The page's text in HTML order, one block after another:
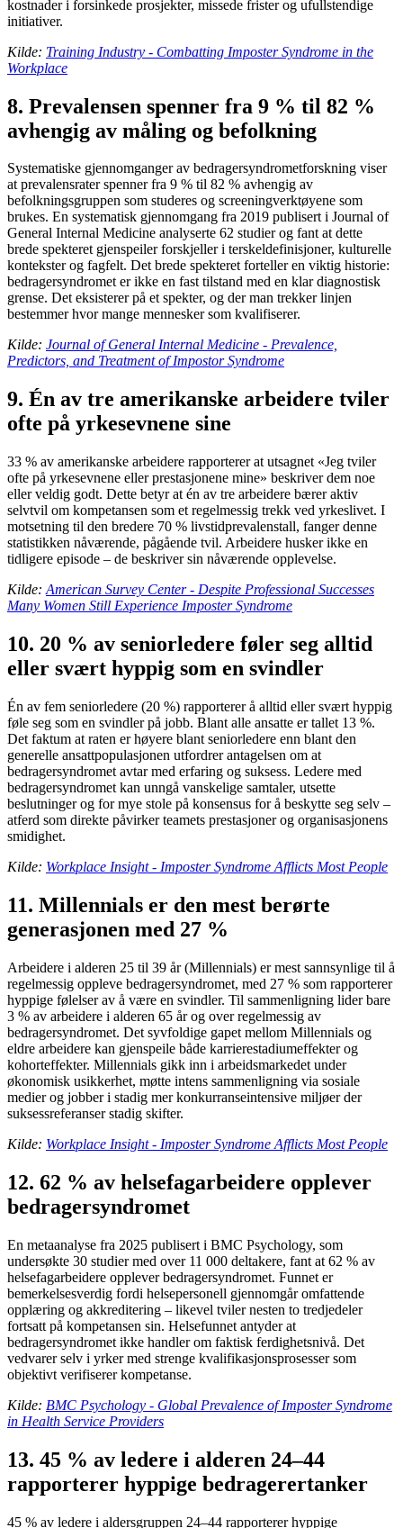
kostnader i forsinkede prosjekter, missede frister og ufullstendige
initiativer.
Kilde: Training Industry - Combatting Imposter Syndrome in the
Workplace
8. Prevalensen spenner fra 9 % til 82 %
avhengig av måling og befolkning
Systematiske gjennomganger av bedragersyndrometforskning viser
at prevalensrater spenner fra 9 % til 82 % avhengig av
befolkningsgruppen som studeres og screeningverktøyene som
brukes. En systematisk gjennomgang fra 2019 publisert i Journal of
General Internal Medicine analyserte 62 studier og fant at dette
brede spekteret gjenspeiler forskjeller i terskeldefinisjoner, kulturelle
kontekster og fagfelt. Det brede spekteret forteller en viktig historie:
bedragersyndromet er ikke en fast tilstand med en klar diagnostisk
grense. Det eksisterer på et spekter, og der man trekker linjen
bestemmer hvor mange mennesker som kvalifiserer.
Kilde: Journal of General Internal Medicine - Prevalence,
Predictors, and Treatment of Impostor Syndrome
9. Én av tre amerikanske arbeidere tviler
ofte på yrkesevnene sine
33 % av amerikanske arbeidere rapporterer at utsagnet «Jeg tviler
ofte på yrkesevnene eller prestasjonene mine» beskriver dem noe
eller veldig godt. Dette betyr at én av tre arbeidere bærer aktiv
selvtvil om kompetansen som et regelmessig trekk ved yrkeslivet. I
motsetning til den bredere 70 % livstidprevalenstall, fanger denne
statistikken nåværende, pågående tvil. Arbeidere husker ikke en
tidligere episode – de beskriver sin nåværende opplevelse.
Kilde: American Survey Center - Despite Professional Successes
Many Women Still Experience Imposter Syndrome
10. 20 % av seniorledere føler seg alltid
eller svært hyppig som en svindler
Én av fem seniorledere (20 %) rapporterer å alltid eller svært hyppig
føle seg som en svindler på jobb. Blant alle ansatte er tallet 13 %.
Det faktum at raten er høyere blant seniorledere enn blant den
generelle ansattpopulasjonen utfordrer antagelsen om at
bedragersyndromet avtar med erfaring og suksess. Ledere med
bedragersyndromet kan unngå vanskelige samtaler, utsette
beslutninger og for mye stole på konsensus for å beskytte seg selv –
atferd som direkte påvirker teamets prestasjoner og organisasjonens
smidighet.
Kilde: Workplace Insight - Imposter Syndrome Afflicts Most People
11. Millennials er den mest berørte
generasjonen med 27 %
Arbeidere i alderen 25 til 39 år (Millennials) er mest sannsynlige til å
regelmessig oppleve bedragersyndromet, med 27 % som rapporterer
hyppige følelser av å være en svindler. Til sammenligning lider bare
3 % av arbeidere i alderen 65 år og over regelmessig av
bedragersyndromet. Det syvfoldige gapet mellom Millennials og
eldre arbeidere kan gjenspeile både karrierestadiumeffekter og
kohorteffekter. Millennials gikk inn i arbeidsmarkedet under
økonomisk usikkerhet, møtte intens sammenligning via sosiale
medier og jobber i stadig mer konkurranseintensive miljøer der
suksessreferanser stadig skifter.
Kilde: Workplace Insight - Imposter Syndrome Afflicts Most People
12. 62 % av helsefagarbeidere opplever
bedragersyndromet
En metaanalyse fra 2025 publisert i BMC Psychology, som
undersøkte 30 studier med over 11 000 deltakere, fant at 62 % av
helsefagarbeidere opplever bedragersyndromet. Funnet er
bemerkelsesverdig fordi helsepersonell gjennomgår omfattende
opplæring og akkreditering – likevel tviler nesten to tredjedeler
fortsatt på kompetansen sin. Helsefunnet antyder at
bedragersyndromet ikke handler om faktisk ferdighetsnivå. Det
vedvarer selv i yrker med strenge kvalifikasjonsprosesser som
objektivt verifiserer kompetanse.
Kilde: BMC Psychology - Global Prevalence of Imposter Syndrome
in Health Service Providers
13. 45 % av ledere i alderen 24–44
rapporterer hyppige bedragerertanker
45 % av ledere i aldersgruppen 24–44 rapporterer hyppige